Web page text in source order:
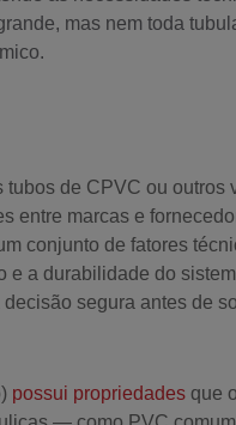
mas nem toda
de CPVC ou outros
entre marcas e
conjunto de fatores
e a durabilidade do
segura antes de
possui propriedadesque